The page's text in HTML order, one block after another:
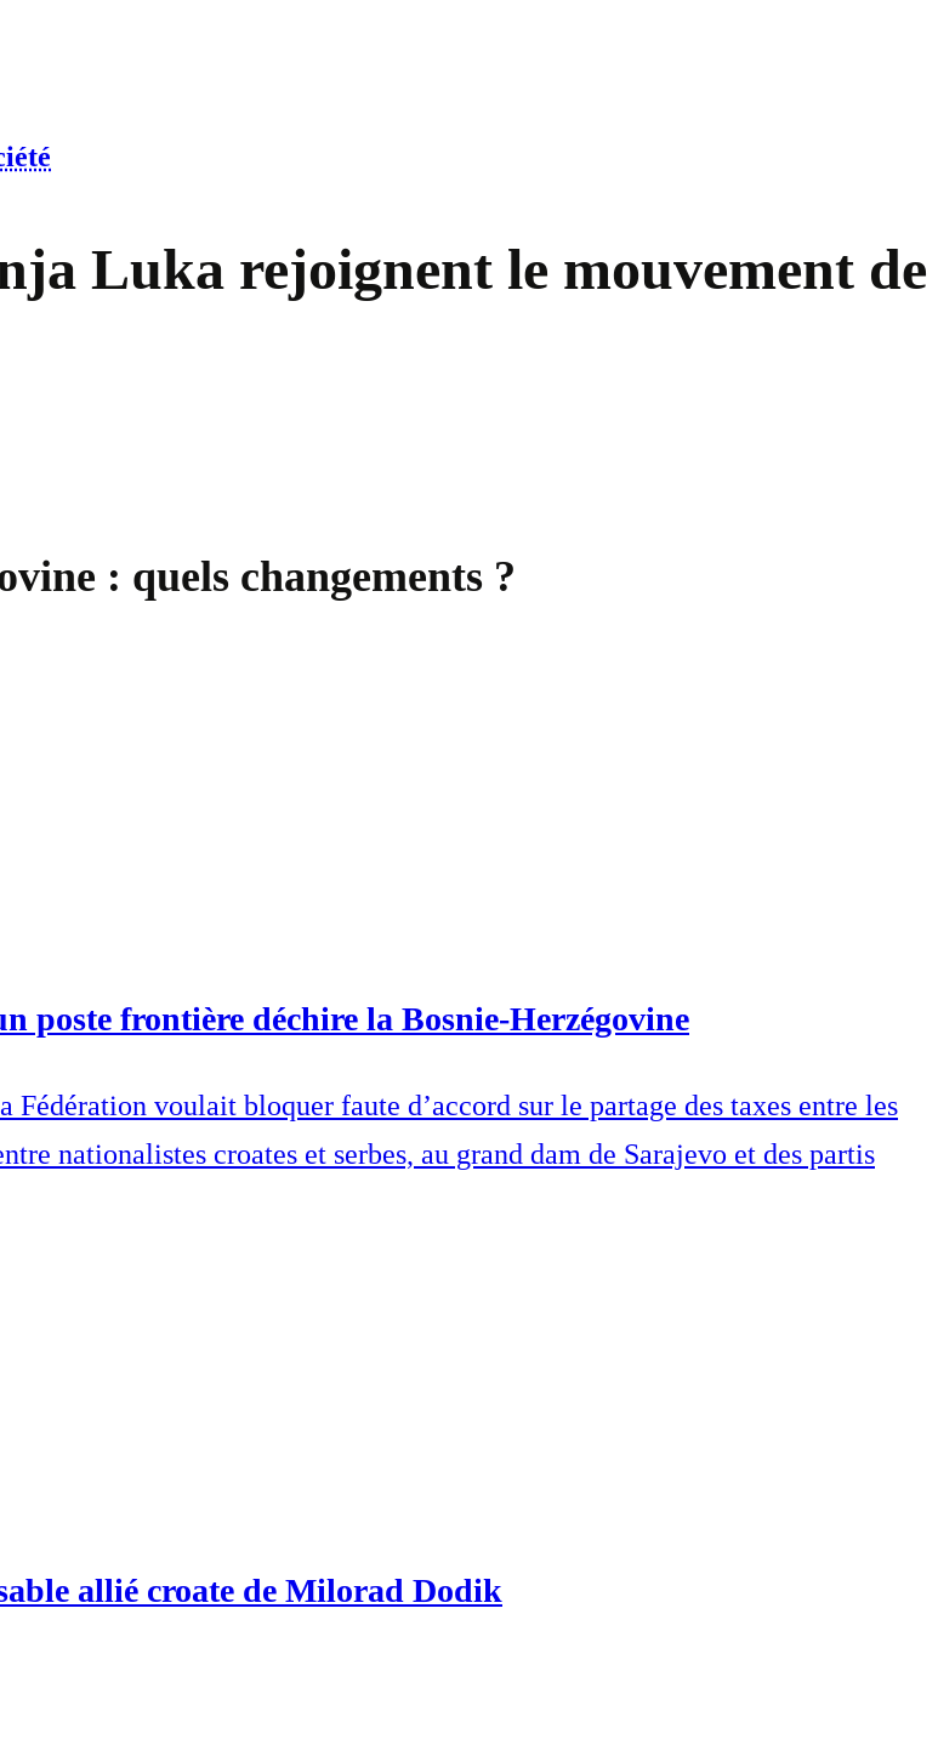
Luka rejoignent le mouvement de
: quels changements ?
poste frontière déchire la Bosnie-Herzégovine
voulait bloquer faute d’accord sur le partage des taxes entre les
nationalistes croates et serbes, au grand dam de Sarajevo et des partis
allié croate de Milorad Dodik